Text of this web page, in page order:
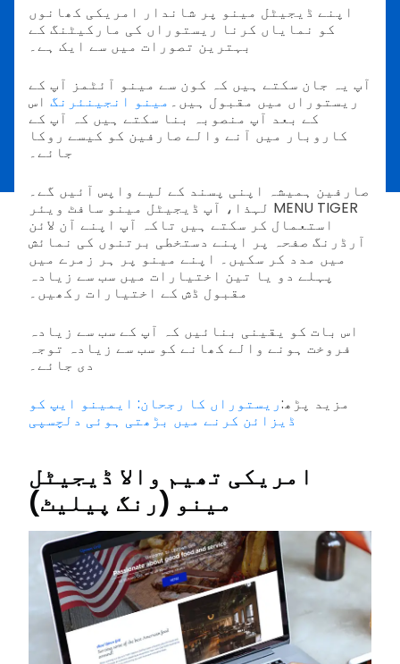
اپنے ڈیجیٹل مینو پر شاندار امریکی کھانوں
کو نمایاں کرنا ریستوراں کی مارکیٹنگ کے
بہترین تصورات میں سے ایک ہے۔
آپ یہ جان سکتے ہیں کہ کون سے مینو آئٹمز آپ کے
ریستوراں میں مقبول ہیں۔ مینو انجینئرنگ اس
کے بعد آپ منصوبہ بنا سکتے ہیں کہ آپ کے
کاروبار میں آنے والے صارفین کو کیسے روکا
جائے۔
صارفین ہمیشہ اپنی پسند کے لیے واپس آئیں گے۔
لہذا، آپ ڈیجیٹل مینو سافٹ ویئر MENU TIGER
استعمال کر سکتے ہیں تاکہ آپ اپنے آن لائن
آرڈرنگ صفحہ پر اپنے دستخطی برتنوں کی نمائش
میں مدد کر سکیں۔ اپنے مینو پر ہر زمرے میں
پہلے دو یا تین اختیارات میں سب سے زیادہ
اس بات کو یقینی بنائیں کہ آپ کے سب سے زیادہ
فروخت ہونے والے کھانے کو سب سے زیادہ توجہ
دی جائے۔
مزید پڑھ:ریستوراں کا رجحان: ایمینو ایپ کو
ڈیزائن کرنے میں بڑھتی ہوئی دلچسپی
امریکی تھیم والا ڈیجیٹل
مینو (رنگ پیلیٹ)